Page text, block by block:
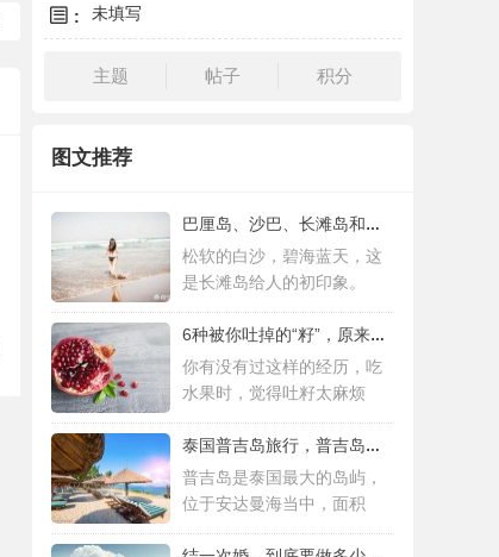
: 未填写
主题 帖子 积分
图文推荐
巴厘岛、沙巴、长滩岛和普吉岛，哪个更值得
松软的白沙，碧海蓝天，这
是长滩岛给人的初印象。
6种被你吐掉的“籽”，原来是果蔬界的营养
你有没有过这样的经历，吃
水果时，觉得吐籽太麻烦
泰国普吉岛旅行，普吉岛是泰国最大的岛屿
普吉岛是泰国最大的岛屿，
位于安达曼海当中，面积